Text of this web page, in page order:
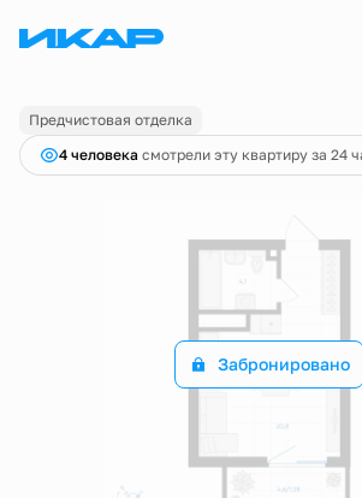
Студия26.28 м
Предчистовая отделка
4 человекa смотрели эту квартиру за 24
Забронировано